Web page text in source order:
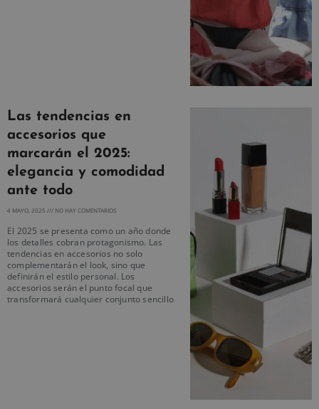
Las tendencias en
accesorios que
marcarán el 2025:
elegancia y comodidad
ante todo
4 MAYO, 2025 NO HAY COMENTARIOS
El 2025 se presenta como un año donde
los detalles cobran protagonismo. Las
tendencias en accesorios no solo
complementarán el look, sino que
definirán el estilo personal. Los
accesorios serán el punto focal que
transformará cualquier conjunto sencillo